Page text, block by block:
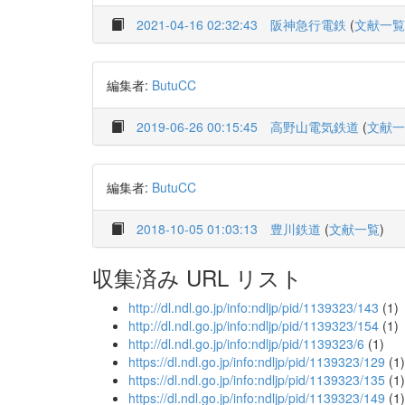
2021-04-16 02:32:43 阪神急行電鉄 (文献一覧
編集者: ButuCC
2019-06-26 00:15:45 高野山電気鉄道 (文献
編集者: ButuCC
2018-10-05 01:03:13 豊川鉄道 (文献一覧)
収集済み URL リスト
http://dl.ndl.go.jp/info:ndljp/pid/1139323/143 (1)
http://dl.ndl.go.jp/info:ndljp/pid/1139323/154 (1)
http://dl.ndl.go.jp/info:ndljp/pid/1139323/6 (1)
https://dl.ndl.go.jp/info:ndljp/pid/1139323/129 (1)
https://dl.ndl.go.jp/info:ndljp/pid/1139323/135 (1)
https://dl.ndl.go.jp/info:ndljp/pid/1139323/149 (1)